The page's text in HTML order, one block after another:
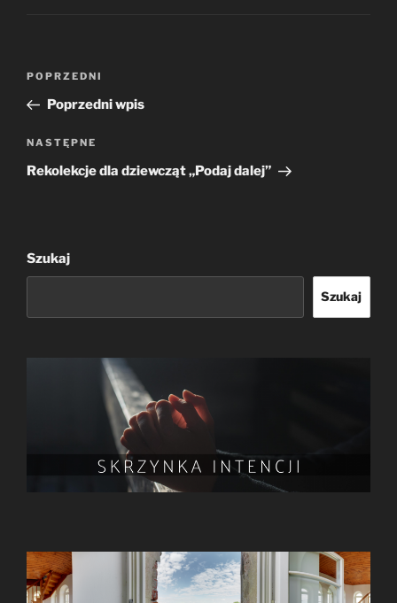
wpisu
Poprzedni
wpis
POPRZEDNI
Poprzedni wpis
Następny
wpis
NASTĘPNE
Rekolekcje dla dziewcząt „Podaj dalej”
Szukaj
Szukaj